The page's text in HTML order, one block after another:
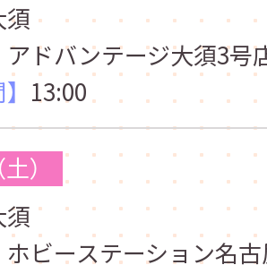
須
アドバンテージ大須3号
13:00
）
須
ホビーステーション名